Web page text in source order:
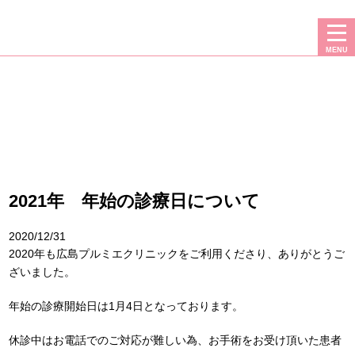
MENU
2021年 年始の診療日について
2020/12/31
2020年も広島プルミエクリニックをご利用くださり、ありがとうご
ざいました。
年始の診療開始日は1月4日となっております。
休診中はお電話でのご対応が難しい為、お手術をお受け頂いた患者